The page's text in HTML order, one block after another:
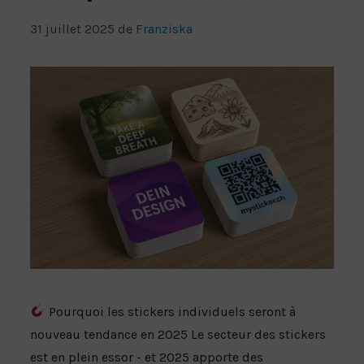
AUTOCOLLANTS DE SOL À COURT TERME
FLOOR-STICKER À LONG TERME
31 juillet 2025 de Franziska
Pourquoi les stickers individuels seront à
nouveau tendance en 2025 Le secteur des stickers
est en plein essor - et 2025 apporte des